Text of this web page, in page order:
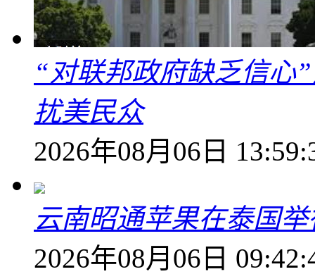
“对联邦政府缺乏信心
扰美民众
2026年08月06日
云南昭通苹果在泰国
2026年08月06日